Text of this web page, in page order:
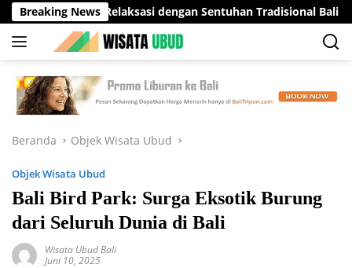
Langsung
ke
konten
Breaking News
Relaksasi dengan Sentuhan Tradisional Bali yang
Beranda Objek Wisata Ubud
Objek Wisata Ubud
Bali Bird Park: Surga Eksotik Burung
dari Seluruh Dunia di Bali
Wisata Ubud Bali
Juni 10, 2025